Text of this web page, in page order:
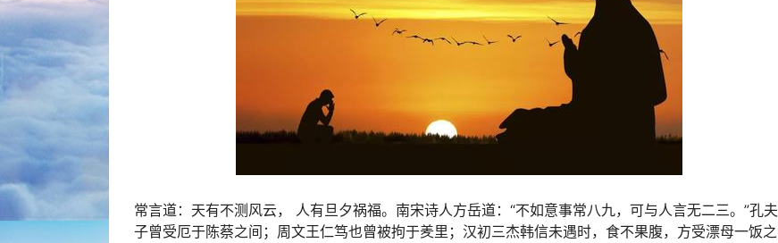
常言道：天有不测风云， 人有旦夕祸福。南宋诗人方岳道：“不如意事常八九，可与人言无二三。”孔夫
子曾受厄于陈蔡之间；周文王仁笃也曾被拘于羑里；汉初三杰韩信未遇时，食不果腹，方受漂母一饭之